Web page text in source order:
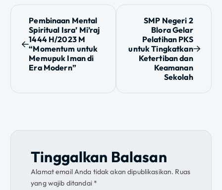
N
a
Pembinaan Mental
Spiritual Isra’ Mi’raj
1444 H/2023 M
“Momentum untuk
Memupuk Iman di
Era Modern”
SMP Negeri 2
Blora Gelar
Pelatihan PKS
untuk Tingkatkan
Ketertiban dan
Keamanan
Sekolah
Tinggalkan Balasan
Alamat email Anda tidak akan dipublikasikan. Ruas
yang wajib ditandai *